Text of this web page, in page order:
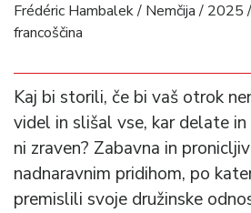
Frédéric Hambalek / Nemčija / 2025
francoščina
Kaj bi storili, če bi vaš otrok
videl in slišal vse, kar delate
ni zraven? Zabavna in
nadnaravnim pridihom, po
premislili svoje družinske